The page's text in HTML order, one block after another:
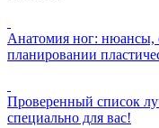
Анатомия ног: нюансы,
планировании
Проверенный список
специально для вас!